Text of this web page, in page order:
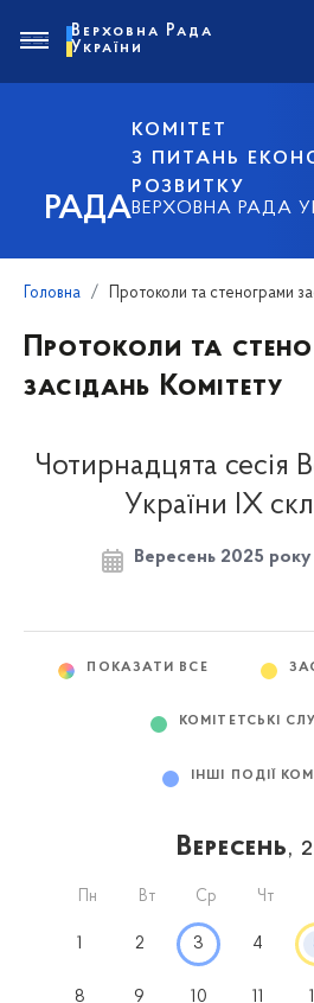
РАДА
КОМІТЕТ
З ПИТАНЬ
РОЗВИТКУ
ВЕРХОВНА РАДА
Верховна Рада
України
Головна Протоколи та стенограми
Протоколи та
засідань Комітету
Чотирнадцята сесія
України IX
Вересень 2025
ПОКАЗАТИ ВСЕ
КОМІТЕТСЬКІ
ІНШІ ПОДІЇ
Вересень,
Пн Вт Ср Чт
2 3 4
8 9 10